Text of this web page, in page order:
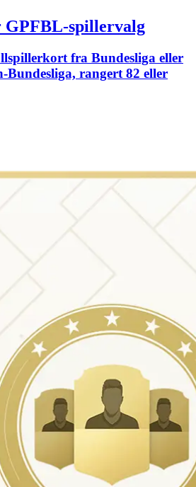
GPFBL-spillervalg
fra Bundesliga eller
Bundesliga, rangert 82 eller